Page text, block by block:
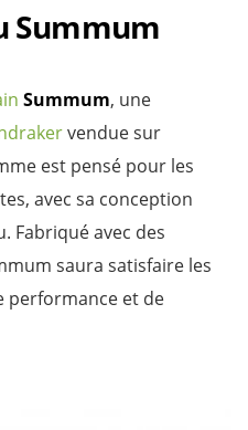
Summum
Summum, une
vendue sur
est pensé pour les
avec sa conception
Fabriqué avec des
saura satisfaire les
performance et de